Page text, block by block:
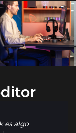
es algo